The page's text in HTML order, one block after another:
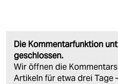
Die Kommentarfunktion
geschlossen.
Wir öffnen die
Artikeln für etwa drei Tage